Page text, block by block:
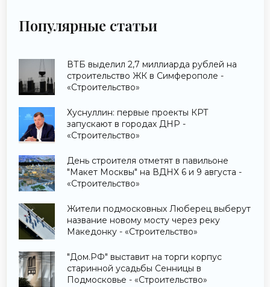
Популярные статьи
ВТБ выделил 2,7 миллиарда рублей на
строительство ЖК в Симферополе -
«Строительство»
Хуснуллин: первые проекты КРТ
запускают в городах ДНР -
«Строительство»
День строителя отметят в павильоне
"Макет Москвы" на ВДНХ 6 и 9 августа -
«Строительство»
Жители подмосковных Люберец выберут
название новому мосту через реку
Македонку - «Строительство»
"Дом.РФ" выставит на торги корпус
старинной усадьбы Сенницы в
Подмосковье - «Строительство»